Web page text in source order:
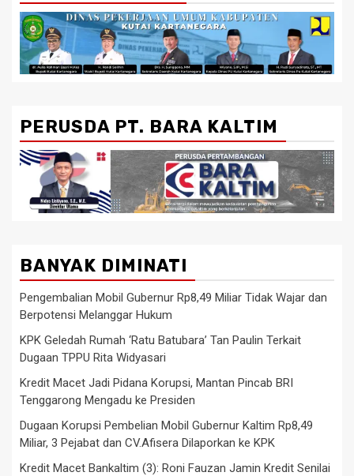
PERUSDA PT. BARA KALTIM
BANYAK DIMINATI
Pengembalian Mobil Gubernur Rp8,49 Miliar Tidak Wajar dan
Berpotensi Melanggar Hukum
KPK Geledah Rumah ‘Ratu Batubara’ Tan Paulin Terkait
Dugaan TPPU Rita Widyasari
Kredit Macet Jadi Pidana Korupsi, Mantan Pincab BRI
Tenggarong Mengadu ke Presiden
Dugaan Korupsi Pembelian Mobil Gubernur Kaltim Rp8,49
Miliar, 3 Pejabat dan CV.Afisera Dilaporkan ke KPK
Kredit Macet Bankaltim (3): Roni Fauzan Jamin Kredit Senilai